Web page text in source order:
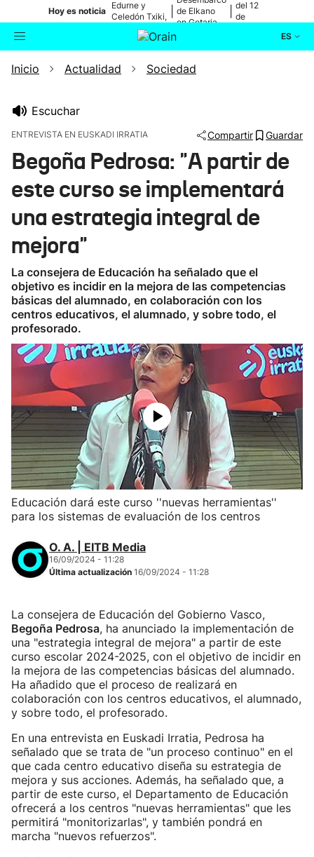
Hoy es noticia
Edurne y
Celedón Txiki,
en directo
de Elkano
en Getaria
del 12
de
ES
Buscador Actualidad
Ikusmiran
Eguraldia
Inicio Actualidad Sociedad
Escuchar
ENTREVISTA EN EUSKADI IRRATIA Compartir Guardar
Begoña Pedrosa: "A partir de
este curso se implementará
una estrategia integral de
mejora"
La consejera de Educación ha señalado que el
objetivo es incidir en la mejora de las competencias
básicas del alumnado, en colaboración con los
centros educativos, el alumnado, y sobre todo, el
profesorado.
Educación dará este curso ''nuevas herramientas''
para los sistemas de evaluación de los centros
O. A. | EITB Media
16/09/2024 - 11:28
Última actualización 16/09/2024 - 11:28
La consejera de Educación del Gobierno Vasco,
Begoña Pedrosa, ha anunciado la implementación de
una "estrategia integral de mejora" a partir de este
curso escolar 2024-2025, con el objetivo de incidir en
la mejora de las competencias básicas del alumnado.
Ha añadido que el proceso de realizará en
colaboración con los centros educativos, el alumnado,
y sobre todo, el profesorado.
En una entrevista en Euskadi Irratia, Pedrosa ha
señalado que se trata de "un proceso continuo" en el
que cada centro educativo diseña su estrategia de
mejora y sus acciones. Además, ha señalado que, a
partir de este curso, el Departamento de Educación
ofrecerá a los centros "nuevas herramientas" que les
permitirá "monitorizarlas", y también pondrá en
marcha "nuevos refuerzos".